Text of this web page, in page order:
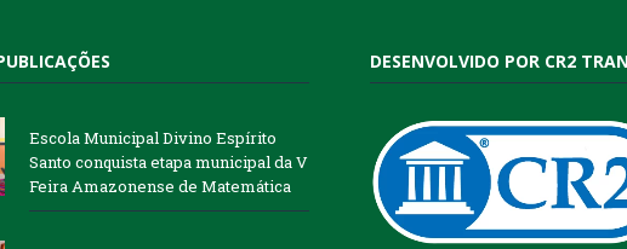
Escola Municipal Divino Espírito
Santo conquista etapa municipal da V
Feira Amazonense de Matemática
DESENVOLVIDO POR CR2